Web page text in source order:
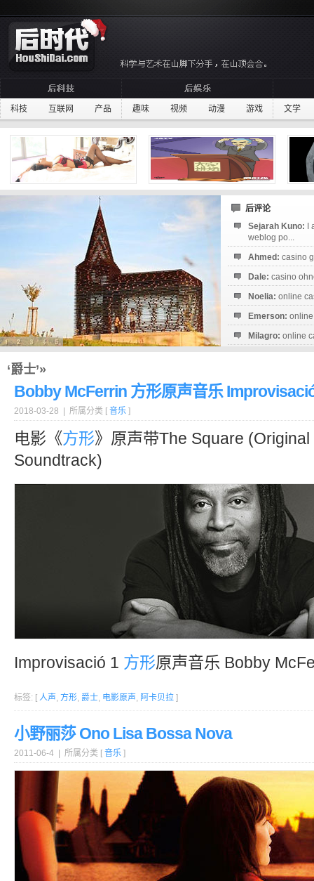
科技 互联网 产品 趣味 视频 动漫 游戏 文学
后评论
Sejarah Kuno:
weblog po...
Ahmed: casino
Dale: casino
Noelia: online
Emerson:
Milagro: online
‘爵士’»
Bobby McFerrin 方形原声音乐
2018-03-28 | 所属分类 [ 音乐 ]
电影《方形》原声带The Square
Soundtrack)
Improvisació 1 方形原声音乐 Bobby
标签: [ 人声, 方形, 爵士, 电影原声, 阿卡贝拉 ]
小野丽莎 Ono Lisa Bossa Nova
2011-06-4 | 所属分类 [ 音乐 ]